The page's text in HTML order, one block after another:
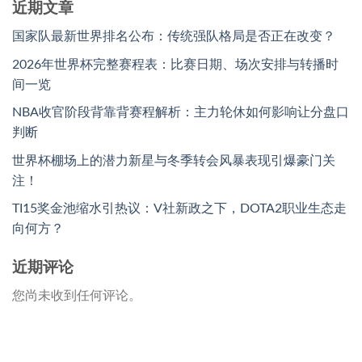
近期文章
国家队最新世界排名公布：传统强队格局是否正在改变？
2026年世界杯完整赛程表：比赛日期、场次安排与转播时
间一览
NBA收官阶段背靠背赛程解析：主力轮休如何影响让分盘口
判断
世界杯棚场上的潜力新星与冬季转会风暴表现引爆豪门关
注！
TI15奖金池缩水引热议：V社新政之下，DOTA2职业生态走
向何方？
近期评论
您尚未收到任何评论。